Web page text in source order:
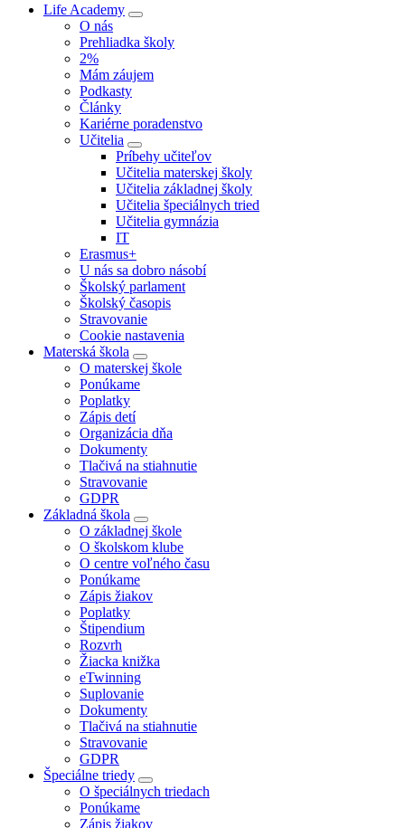
Life Academy
O nás
Prehliadka školy
2%
Mám záujem
Podkasty
Články
Kariérne poradenstvo
Učitelia
Príbehy učiteľov
Učitelia materskej školy
Učitelia základnej školy
Učitelia špeciálnych tried
Učitelia gymnázia
IT
Erasmus+
U nás sa dobro násobí
Školský parlament
Školský časopis
Stravovanie
Cookie nastavenia
Materská škola
O materskej škole
Ponúkame
Poplatky
Zápis detí
Organizácia dňa
Dokumenty
Tlačivá na stiahnutie
Stravovanie
GDPR
Základná škola
O základnej škole
O školskom klube
O centre voľného času
Ponúkame
Zápis žiakov
Poplatky
Štipendium
Rozvrh
Žiacka knižka
eTwinning
Suplovanie
Dokumenty
Tlačivá na stiahnutie
Stravovanie
GDPR
Špeciálne triedy
O špeciálnych triedach
Ponúkame
Zápis žiakov